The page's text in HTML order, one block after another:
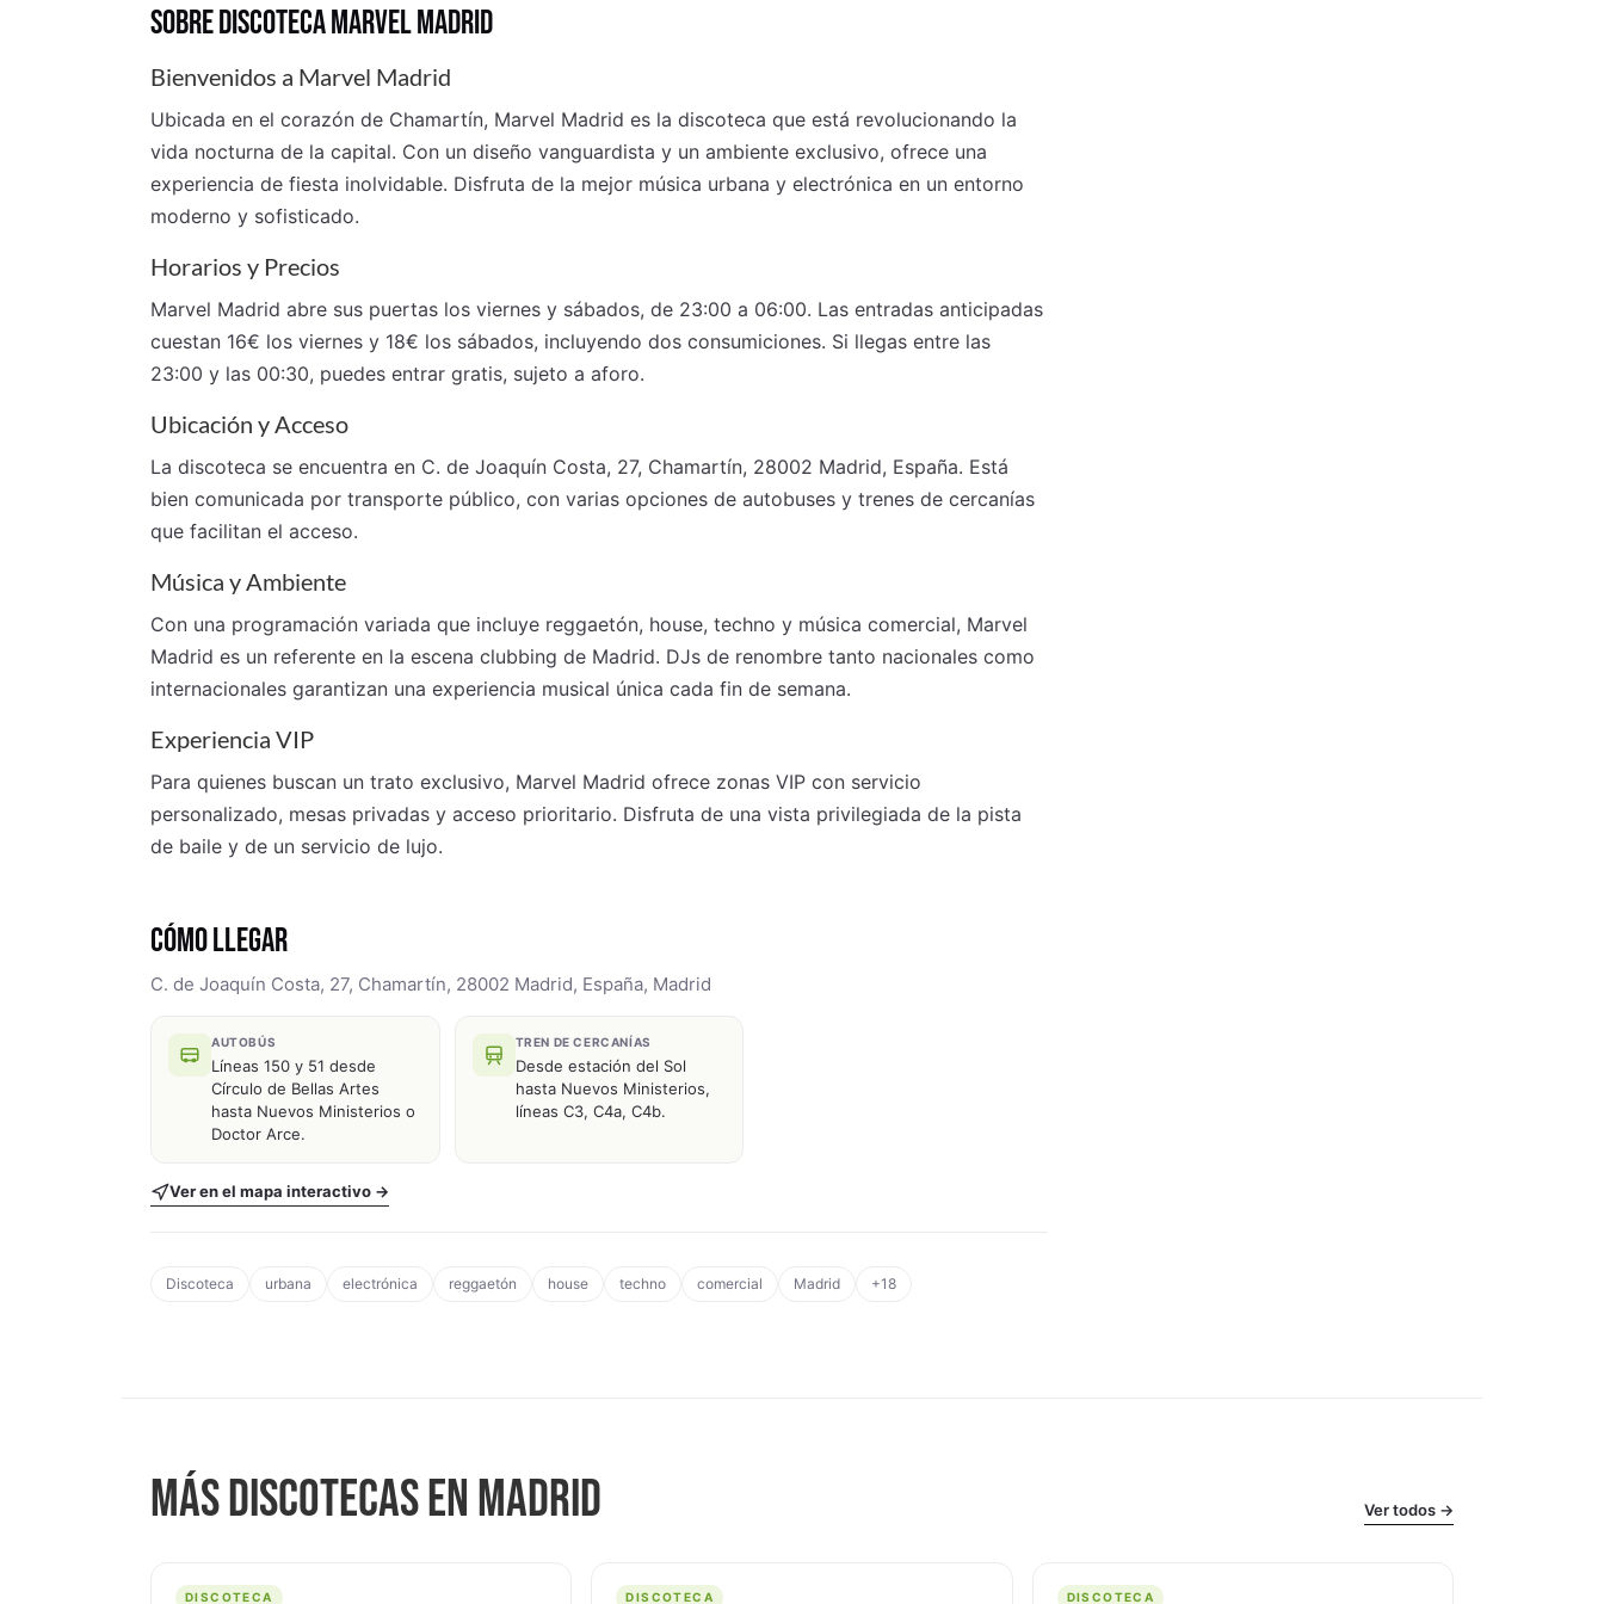
SOBRE DISCOTECA MARVEL MADRID
Bienvenidos a Marvel Madrid
Ubicada en el corazón de Chamartín, Marvel Madrid es la discoteca que está revolucionando la
vida nocturna de la capital. Con un diseño vanguardista y un ambiente exclusivo, ofrece una
experiencia de fiesta inolvidable. Disfruta de la mejor música urbana y electrónica en un entorno
moderno y sofisticado.
Horarios y Precios
Marvel Madrid abre sus puertas los viernes y sábados, de 23:00 a 06:00. Las entradas anticipadas
cuestan 16€ los viernes y 18€ los sábados, incluyendo dos consumiciones. Si llegas entre las
23:00 y las 00:30, puedes entrar gratis, sujeto a aforo.
Ubicación y Acceso
La discoteca se encuentra en C. de Joaquín Costa, 27, Chamartín, 28002 Madrid, España. Está
bien comunicada por transporte público, con varias opciones de autobuses y trenes de cercanías
que facilitan el acceso.
Música y Ambiente
Con una programación variada que incluye reggaetón, house, techno y música comercial, Marvel
Madrid es un referente en la escena clubbing de Madrid. DJs de renombre tanto nacionales como
internacionales garantizan una experiencia musical única cada fin de semana.
Experiencia VIP
Para quienes buscan un trato exclusivo, Marvel Madrid ofrece zonas VIP con servicio
personalizado, mesas privadas y acceso prioritario. Disfruta de una vista privilegiada de la pista
de baile y de un servicio de lujo.
CÓMO LLEGAR
C. de Joaquín Costa, 27, Chamartín, 28002 Madrid, España, Madrid
AUTOBÚS
Líneas 150 y 51 desde
Círculo de Bellas Artes
hasta Nuevos Ministerios o
Doctor Arce.
TREN DE CERCANÍAS
Desde estación del Sol
hasta Nuevos Ministerios,
líneas C3, C4a, C4b.
Ver en el mapa interactivo →
Discoteca urbana electrónica reggaetón house techno comercial Madrid +18
MÁS DISCOTECAS EN MADRID Ver todos →
DISCOTECA
DISCOTECA DISCOTECA
DISCOTECA DISCOTECA
DISCOTECA